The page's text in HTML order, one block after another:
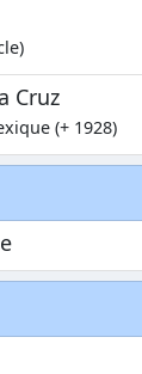
Cruz
(+ 1928)